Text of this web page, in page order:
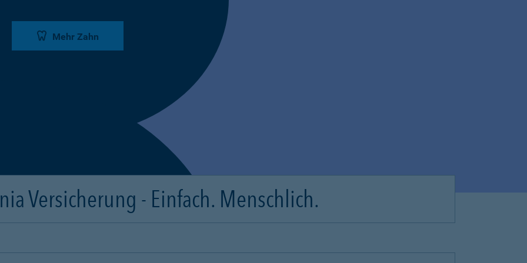
Mehr Zahn
Versicherung - Einfach. Menschlich.